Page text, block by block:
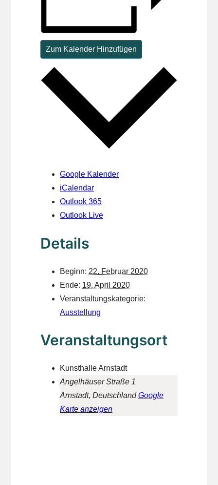
Zum Kalender Hinzufügen
Google Kalender
iCalendar
Outlook 365
Outlook Live
Details
Beginn: 22. Februar 2020
Ende: 19. April 2020
Veranstaltungskategorie:
Ausstellung
Veranstaltungsort
Kunsthalle Arnstadt
Angelhäuser Straße 1
Arnstadt, Deutschland Google
Karte anzeigen